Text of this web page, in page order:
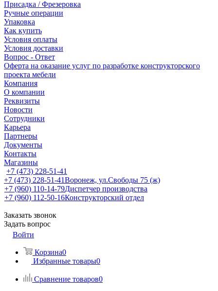
Присадка / Фрезеровка
Ручные операции
Упаковка
Как купить
Условия оплаты
Условия доставки
Вопрос - Ответ
Оферта на оказание услуг по разработке конструкторского
проекта мебели
Компания
О компании
Реквизиты
Новости
Сотрудники
Карьера
Партнеры
Документы
Контакты
Магазины
+7 (473) 228-51-41
+7 (473) 228-51-41Воронеж, ул.Свободы 75 (ж)
+7 (960) 110-14-79Диспетчер производства
+7 (960) 112-50-16Конструкторский отдел
Заказать звонок
Задать вопрос
Войти
Корзина0
Избранные товары0
Сравнение товаров0